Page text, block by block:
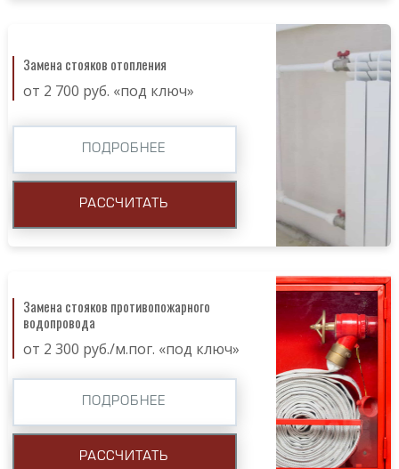
Замена стояков отопления
от 2 700 руб. «под ключ»
ПОДРОБНЕЕ
РАССЧИТАТЬ
Замена стояков противопожарного
водопровода
от 2 300 руб./м.пог. «под ключ»
ПОДРОБНЕЕ
РАССЧИТАТЬ